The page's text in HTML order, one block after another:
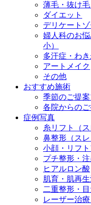
薄毛・抜け毛
ダイエット
デリケート
婦人科のお
小）
多汗症・わ
アートメイク
その他
おすすめ施術
季節のご提
各院からの
症例写真
糸リフト（ス
鼻整形（スレ
小顔・リフ
プチ整形・
ヒアルロン酸
肌育・肌再
二重整形・
レーザー治